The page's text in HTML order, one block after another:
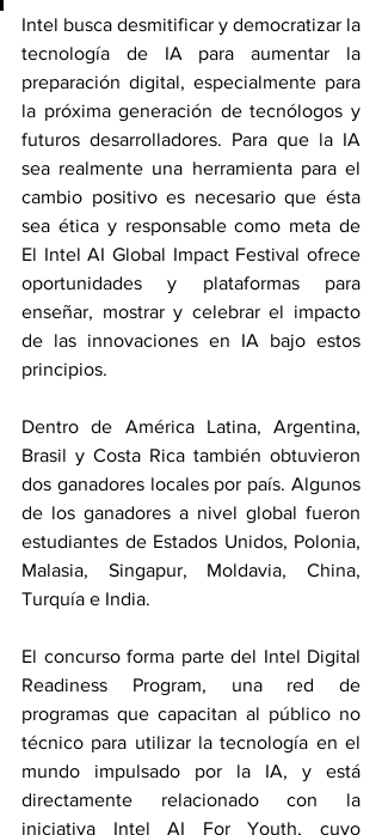
Intel busca desmitificar y democratizar la
tecnología de IA para aumentar la
preparación digital, especialmente para
la próxima generación de tecnólogos y
futuros desarrolladores. Para que la IA
sea realmente una herramienta para el
cambio positivo es necesario que ésta
sea ética y responsable como meta de
El Intel AI Global Impact Festival ofrece
oportunidades y plataformas para
enseñar, mostrar y celebrar el impacto
de las innovaciones en IA bajo estos
principios.
Dentro de América Latina, Argentina,
Brasil y Costa Rica también obtuvieron
dos ganadores locales por país. Algunos
de los ganadores a nivel global fueron
estudiantes de Estados Unidos, Polonia,
Malasia, Singapur, Moldavia, China,
Turquía e India.
El concurso forma parte del Intel Digital
Readiness Program, una red de
programas que capacitan al público no
técnico para utilizar la tecnología en el
mundo impulsado por la IA, y está
directamente relacionado con la
iniciativa Intel AI For Youth, cuyo